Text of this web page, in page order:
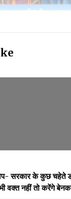
सरकार के कुछ चहेते
वक्त नहीं तो करेंगे